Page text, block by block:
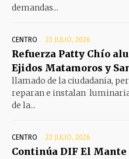
demandas...
CENTRO 23 JULIO, 2026
Refuerza Patty Chío
Ejidos Matamoros y
llamado de la ciudadania,
reparan e instalan
de la...
CENTRO 23 JULIO, 2026
Continúa DIF El